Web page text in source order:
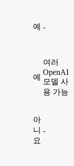
예 -
예
여러
OpenAI
모델 사
용 가능
아
니
요
-